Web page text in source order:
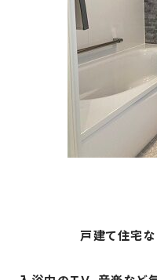
戸建て住宅な